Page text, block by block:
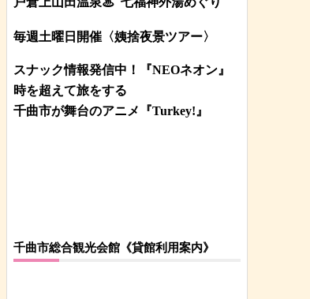
毎週土曜日開催〈姨捨夜景ツアー〉
スナック情報発信中！『NEOネオン』
時を超えて旅をする
千曲市が舞台のアニメ『Turkey!』
千曲市総合観光会館《貸館利用案内》